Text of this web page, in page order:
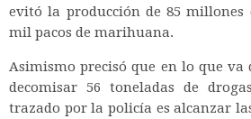
evitó la producción de 85 millones
mil pacos de marihuana.
Asimismo precisó que en lo que va
decomisar 56 toneladas de
trazado por la policía es alcanzar